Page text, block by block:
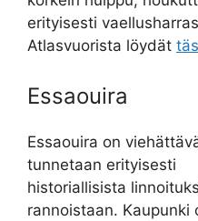
erityisesti
Atlasvuorista löydät
Essaouira
Essaouira on
tunnetaan erityisesti
historiallisista
rannoistaan. Kaupunki